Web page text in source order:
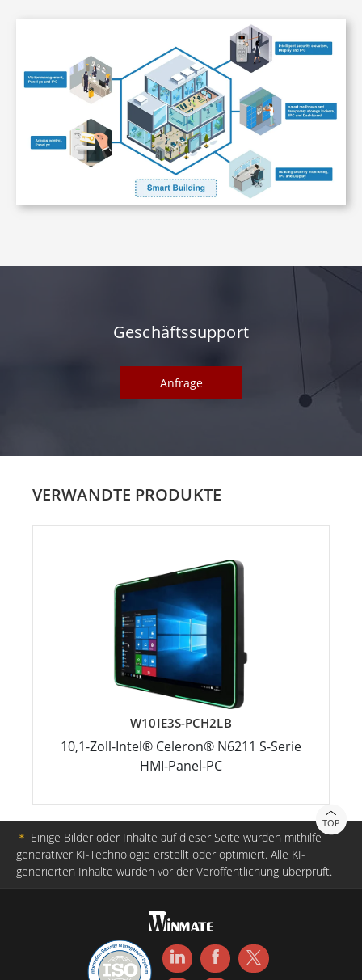
Geschäftssupport
Anfrage
VERWANDTE PRODUKTE
W10IE3S-PCH2LB
10,1-Zoll-Intel® Celeron® N6211 S-Serie
HMI-Panel-PC
TOP
＊ Einige Bilder oder Inhalte auf dieser Seite wurden mithilfe
generativer KI-Technologie erstellt oder optimiert. Alle KI-
generierten Inhalte wurden vor der Veröffentlichung überprüft.